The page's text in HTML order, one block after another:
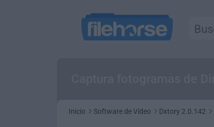
Inicio Software de Vídeo Dxtory 2.0.142